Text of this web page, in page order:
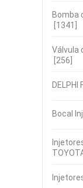
Bomba
[1341]
Válvula
[256]
DELPHI
Bocal